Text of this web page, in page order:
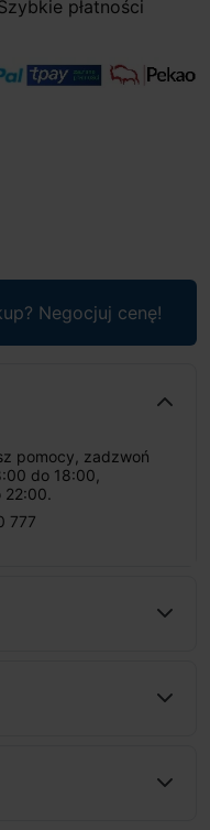
płatności
Negocjuj cenę!
pomocy, zadzwoń
do 18:00,
22:00.
777